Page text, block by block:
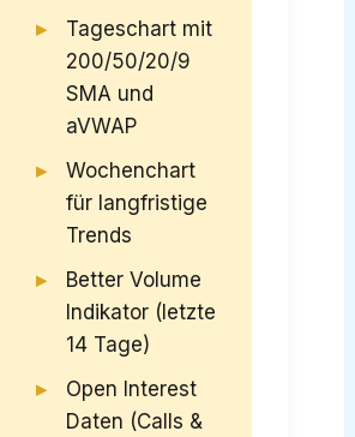
Tageschart mit
200/50/20/9
SMA und
aVWAP
Wochenchart
für langfristige
Trends
Better Volume
Indikator (letzte
14 Tage)
Open Interest
Daten (Calls &